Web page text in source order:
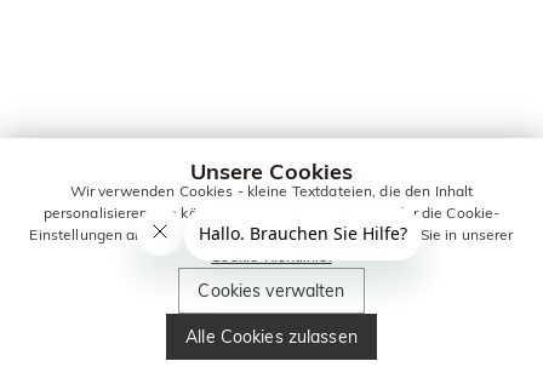
Unsere Cookies
Wir verwenden Cookies - kleine Textdateien, die den Inhalt
personalisieren. Sie können alle Cookies zulassen oder die Cookie-
Einstellungen anpassen. Weitere Informationen erhalten Sie in unserer
Cookie-Richtlinie.
Cookies verwalten
Alle Cookies zulassen